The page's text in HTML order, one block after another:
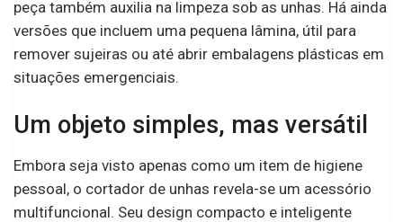
peça também auxilia na limpeza sob as unhas. Há ainda
versões que incluem uma pequena lâmina, útil para
remover sujeiras ou até abrir embalagens plásticas em
situações emergenciais.
Um objeto simples, mas versátil
Embora seja visto apenas como um item de higiene
pessoal, o cortador de unhas revela-se um acessório
multifuncional. Seu design compacto e inteligente